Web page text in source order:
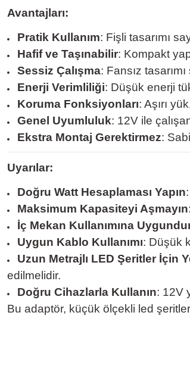
Avantajları:
Pratik Kullanım: Fişli tasarımı
Hafif ve Taşınabilir: Kompakt
Sessiz Çalışma: Fansız
Enerji Verimliliği: Düşük enerji
Koruma Fonksiyonları: Aşırı
Genel Uyumluluk: 12V ile
Ekstra Montaj Gerektirmez:
Uyarılar:
Doğru Watt Hesaplaması Yapın
Maksimum Kapasiteyi Aşmayın
İç Mekan Kullanımına
Uygun Kablo Kullanımı: Düşük
Uzun Metrajlı LED Şeritler İçin
edilmelidir.
Doğru Cihazlarla Kullanın: 12V
Bu adaptör, küçük ölçekli led